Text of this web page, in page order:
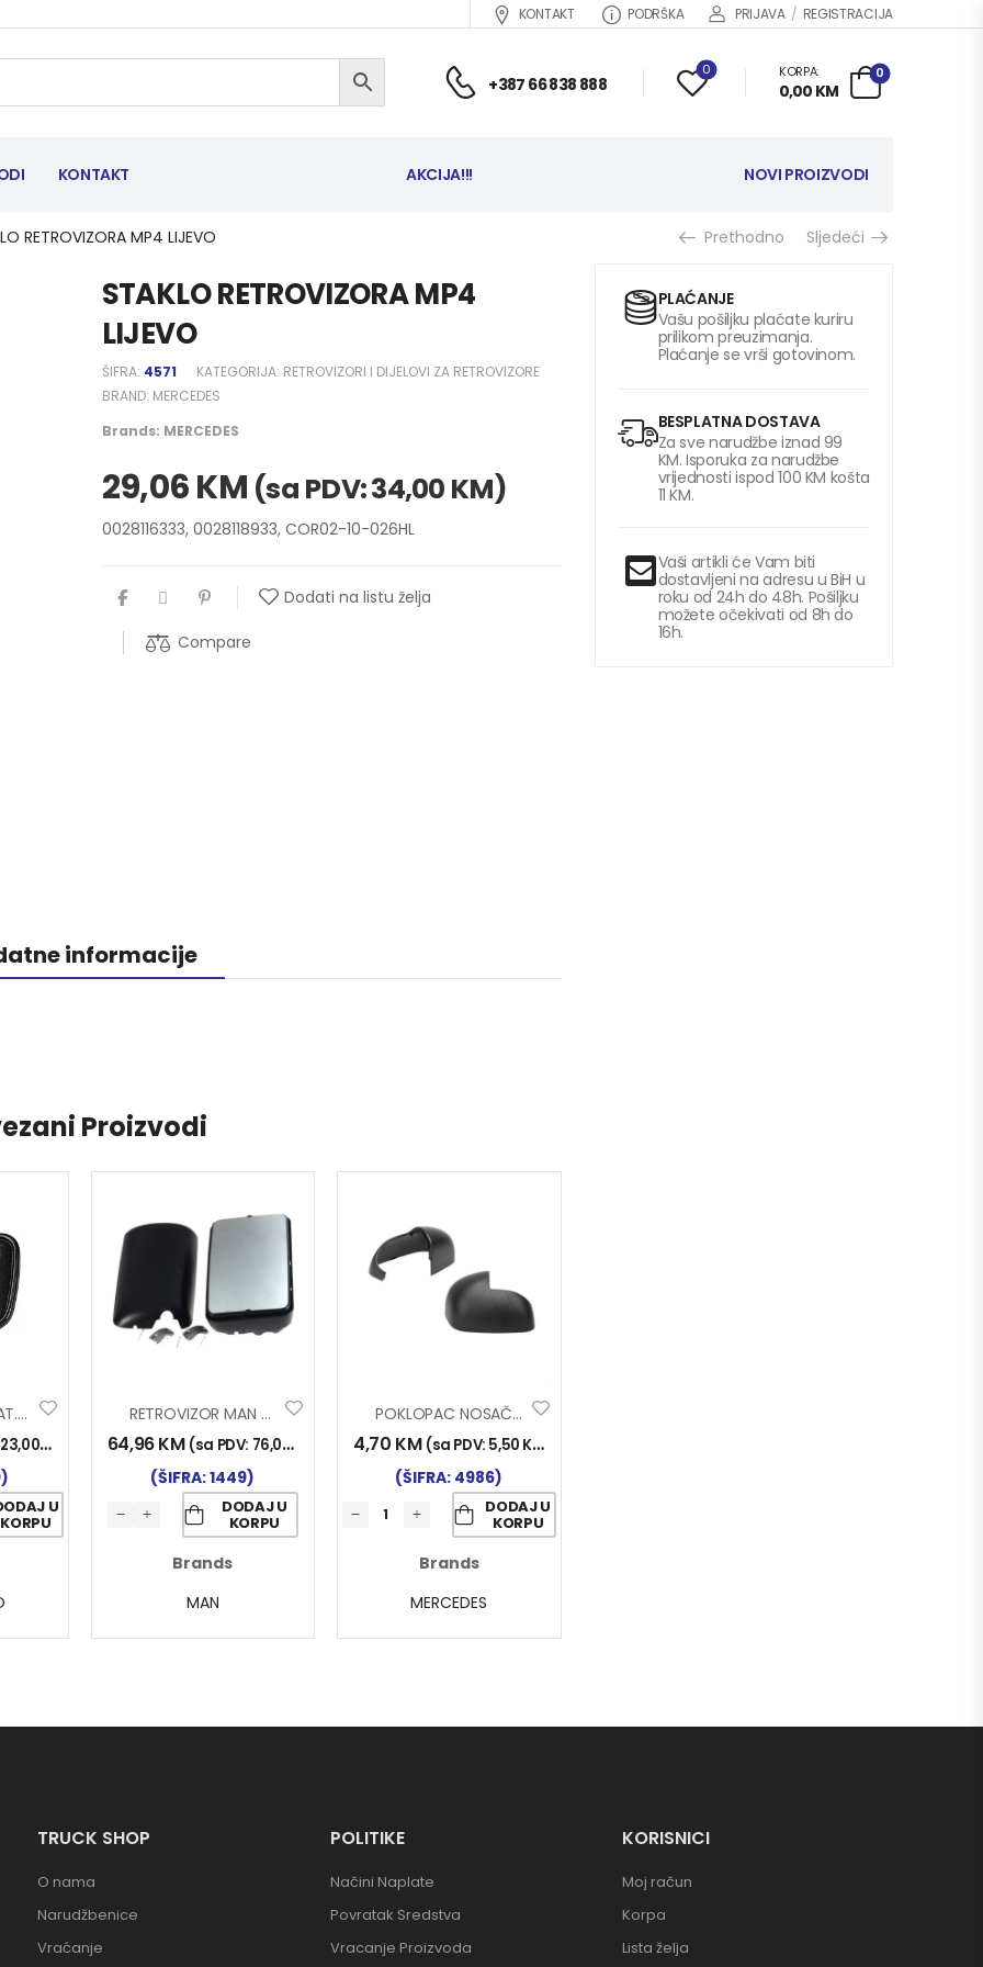
KONTAKT PODRŠKA PRIJAVA / REGISTRACIJA
+387 66 838 888
0 KORPA:
0,00 KM
0
KONTAKT AKCIJA!!! NOVI PROIZVODI
RETROVIZORA MP4 LIJEVO Prethodno Sljedeći
STAKLO RETROVIZORA MP4
LIJEVO
ŠIFRA: 4571 KATEGORIJA: RETROVIZORI I DIJELOVI ZA RETROVIZORE
BRAND: MERCEDES
Brands: MERCEDES
29,06KM (sa PDV:34,00 KM)
0028116333, 0028118933, COR02-10-026HL
Dodati na listu želja
Compare
informacije
Proizvodi
RETROVIZOR PRAT. MAN
23,00KM
U
KORPU
RETROVIZOR MAN 2000
64,96KM (sa PDV: 76,00
(ŠIFRA: 1449)
DODAJ U
KORPU
Brands
MAN
POKLOPAC NOSAČA RETROVIZORA MERCEDES ATEGO LIJEVI
4,70 KM (sa PDV: 5,50 KM
(ŠIFRA: 4986)
DODAJ U
KORPU
Brands
MERCEDES
PLAĆANJE
Vašu pošiljku plaćate kuriru
prilikom preuzimanja.
Plaćanje se vrši gotovinom.
BESPLATNA DOSTAVA
Za sve narudžbe iznad 99
KM. Isporuka za narudžbe
vrijednosti ispod 100 KM košta
11 KM.
Vaši artikli će Vam biti
dostavljeni na adresu u BiH u
roku od 24h do 48h. Pošiljku
možete očekivati od 8h do
16h.
TRUCK SHOP
O nama
Narudžbenice
Vraćanje
POLITIKE
Načini Naplate
Povratak Sredstva
Vracanje Proizvoda
KORISNICI
Moj račun
Korpa
Lista želja